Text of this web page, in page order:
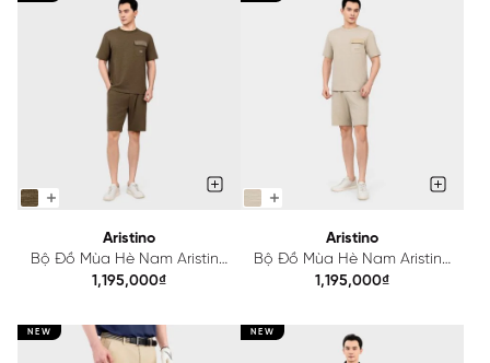
Aristino
Bộ Đồ Mùa Hè Nam Aristino
AST206SAH2
1,195,000₫
Aristino
Bộ Đồ Mùa Hè Nam Aristino
AST205SAH2
1,195,000₫
NEW NEW